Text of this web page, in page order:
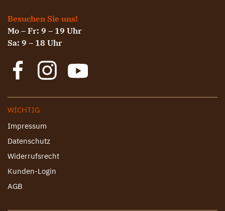
Besuchen Sie uns!
Mo – Fr: 9 – 19 Uhr
Sa: 9 – 18 Uhr
WICHTIG
Impressum
Datenschutz
Widerrufsrecht
Kunden-Login
AGB